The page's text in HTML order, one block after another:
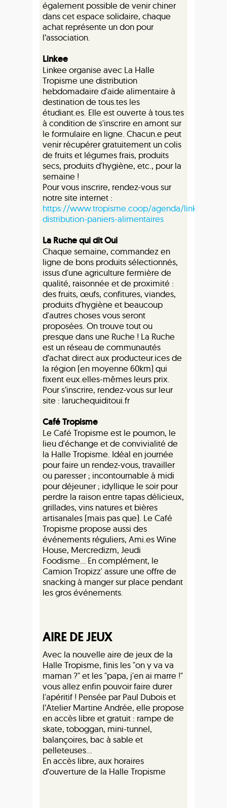
également possible de venir chiner
dans cet espace solidaire, chaque
achat représente un don pour
l’association.
Linkee
Linkee organise avec La Halle
Tropisme une distribution
hebdomadaire d'aide alimentaire à
destination de tous.tes les
étudiant.es. Elle est ouverte à tous.tes
à condition de s'inscrire en amont sur
le formulaire en ligne. Chacun.e peut
venir récupérer gratuitement un colis
de fruits et légumes frais, produits
secs, produits d'hygiène, etc., pour la
semaine !
Pour vous inscrire, rendez-vous sur
notre site internet :
https://www.tropisme.coop/agenda/linkee-
distribution-paniers-alimentaires
La Ruche qui dit Oui
Chaque semaine, commandez en
ligne de bons produits sélectionnés,
issus d'une agriculture fermière de
qualité, raisonnée et de proximité :
des fruits, œufs, confitures, viandes,
produits d'hygiène et beaucoup
d'autres choses vous seront
proposées. On trouve tout ou
presque dans une Ruche ! La Ruche
est un réseau de communautés
d’achat direct aux producteur.ices de
la région (en moyenne 60km) qui
fixent eux.elles-mêmes leurs prix.
Pour s’inscrire, rendez-vous sur leur
site : laruchequiditoui.fr
Café Tropisme
Le Café Tropisme est le poumon, le
lieu d'échange et de convivialité de
la Halle Tropisme. Idéal en journée
pour faire un rendez-vous, travailler
ou paresser ; incontournable à midi
pour déjeuner ; idyllique le soir pour
perdre la raison entre tapas délicieux,
grillades, vins natures et bières
artisanales (mais pas que). Le Café
Tropisme propose aussi des
événements réguliers, Ami.es Wine
House, Mercredizm, Jeudi
Foodisme… En complément, le
Camion Tropizz' assure une offre de
snacking à manger sur place pendant
les gros événements.
AIRE DE JEUX
Avec la nouvelle aire de jeux de la
Halle Tropisme, finis les "on y va va
maman ?" et les "papa, j'en ai marre !"
vous allez enfin pouvoir faire durer
l'apéritif ! Pensée par Paul Dubois et
l’Atelier Martine Andrée, elle propose
en accès libre et gratuit : rampe de
skate, toboggan, mini-tunnel,
balançoires, bac à sable et
pelleteuses…
En accès libre, aux horaires
d’ouverture de la Halle Tropisme